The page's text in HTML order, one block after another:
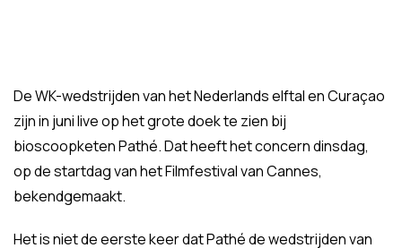
De WK-wedstrijden van het Nederlands elftal en Curaçao
zijn in juni live op het grote doek te zien bij
bioscoopketen Pathé. Dat heeft het concern dinsdag,
op de startdag van het Filmfestival van Cannes,
bekendgemaakt.
Het is niet de eerste keer dat Pathé de wedstrijden van